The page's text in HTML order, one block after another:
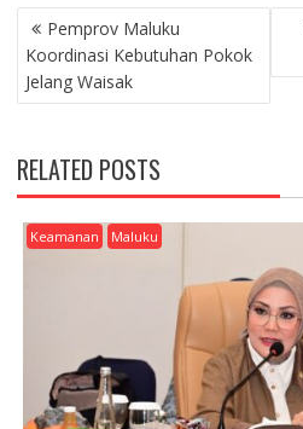
P
O
S
T
A
V
I
G
A
Pemprov Maluku
Koordinasi Kebutuhan Pokok
Jelang Waisak
RELATED POSTS
Keamanan Maluku